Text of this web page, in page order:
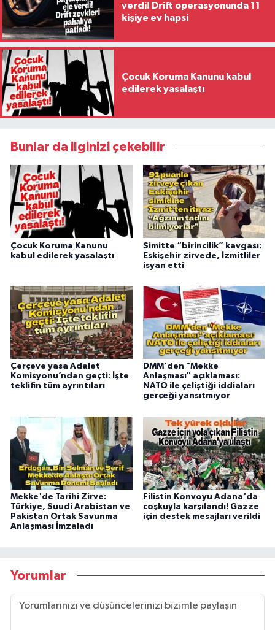
verdi! Drift operasyonunda 11
kişiye ev hapsi
Çocuk Koruma Kanunu kabul
edilerek yasalaştı
Bunlar da ilginizi çekebilir
Çocuk Koruma Kanunu
kabul edilerek yasalaştı
Simitte “birincilik” kavgası:
Eskişehir zirvede, İzmitliler
isyan etti
Çerçeve yasa Adalet
Komisyonu’ndan geçti: İşte
teklifin tüm ayrıntıları
DMM'den "Mekke
Anlaşması" açıklaması:
NATO ile çeliştiği iddiaları
gerçeği yansıtmıyor
Mekke'de Tarihi Zirve:
Türkiye, Suudi Arabistan ve
Pakistan Ortak Savunma
Anlaşması İmzaladı
Filistin Konvoyu Adana'da
coşkuyla karşılandı! Gazze
için destek mesajları verildi
Yorumlar